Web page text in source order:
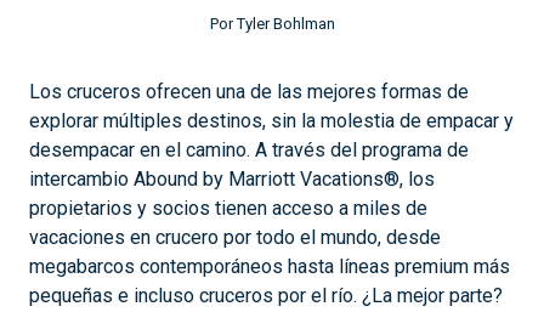
Por Tyler Bohlman
Los cruceros ofrecen una de las mejores formas de
explorar múltiples destinos, sin la molestia de empacar y
desempacar en el camino. A través del programa de
intercambio Abound by Marriott Vacations®, los
propietarios y socios tienen acceso a miles de
vacaciones en crucero por todo el mundo, desde
megabarcos contemporáneos hasta líneas premium más
pequeñas e incluso cruceros por el río. ¿La mejor parte?